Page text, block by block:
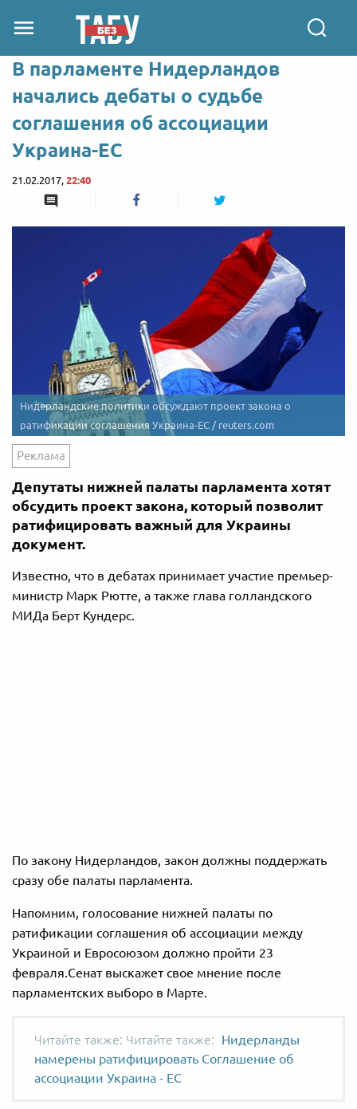
В парламенте Нидерландов
начались дебаты о судьбе
соглашения об ассоциации
Украина-ЕС
21.02.2017, 22:40
Нидерландские политики обсуждают проект закона о
ратификации соглашения Украина-ЕС / reuters.com
Реклама
Депутаты нижней палаты парламента хотят
обсудить проект закона, который позволит
ратифицировать важный для Украины
документ.
Известно, что в дебатах принимает участие премьер-
министр Марк Рютте, а также глава голландского
МИДа Берт Кундерс.
По закону Нидерландов, закон должны поддержать
сразу обе палаты парламента.
Напомним, голосование нижней палаты по
ратификации соглашения об ассоциации между
Украиной и Евросоюзом должно пройти 23
февраля.Сенат выскажет свое мнение после
парламентских выборо в Марте.
Читайте также:
Нидерланды
намерены ратифицировать Соглашение об
ассоциации Украина - ЕС